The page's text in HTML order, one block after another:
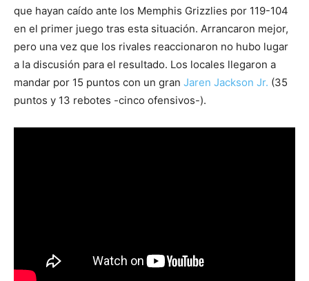
que hayan caído ante los Memphis Grizzlies por 119-104
en el primer juego tras esta situación. Arrancaron mejor,
pero una vez que los rivales reaccionaron no hubo lugar
a la discusión para el resultado. Los locales llegaron a
mandar por 15 puntos con un gran Jaren Jackson Jr. (35
puntos y 13 rebotes -cinco ofensivos-).